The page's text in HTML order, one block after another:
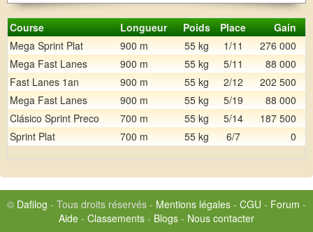
Course Longueur Poids Place
Gain
Mega Sprint Plat
900 m 55 kg 1/11 276 000
Mega Fast Lanes
900 m 55 kg 5/11 88 000
Fast Lanes 1an
900 m 55 kg 2/12 202 500
Mega Fast Lanes
900 m 55 kg 5/19 88 000
Clásico Sprint Preco
700 m 55 kg 5/14 187 500
Sprint Plat
700 m 55 kg 6/7 0
© Dafilog - Tous droits réservés - Mentions légales - CGU - Forum -
Aide - Classements - Blogs - Nous contacter